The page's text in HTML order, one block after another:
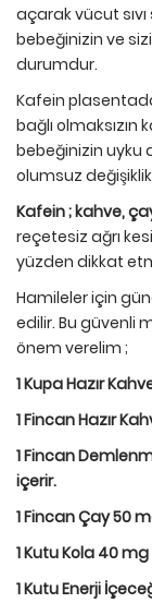
açarak vücut
bebeğinizin ve
durumdur.
Kafein
bağlı
bebeğinizin uyku
olumsuz
Kafein ; kahve,
reçetesiz ağrı
yüzden dikkat
Hamileler için
edilir. Bu güvenli
önem verelim ;
1 Kupa Hazır
1 Fincan Hazır
1 Fincan
içerir.
1 Fincan Çay 50
1 Kutu Kola 40
1 Kutu Enerji